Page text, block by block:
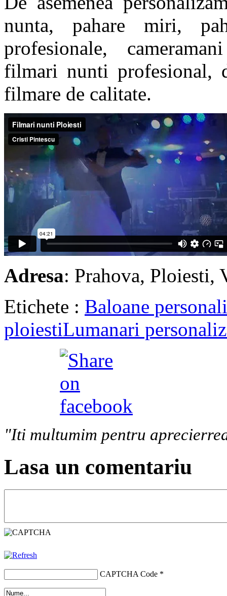
nunta, pahare miri,
profesionale,
filmari nunti profesional,
filmare de calitate.
Adresa: Prahova, Ploiesti,
Etichete : Baloane
ploiestiLumanari
"Iti multumim pentru
Lasa un comentariu
CAPTCHA Code *